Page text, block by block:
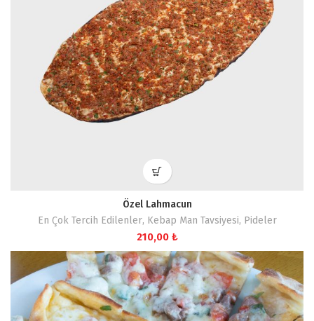
Özel Lahmacun
En Çok Tercih Edilenler, Kebap Man Tavsiyesi, Pideler
210,00 ₺